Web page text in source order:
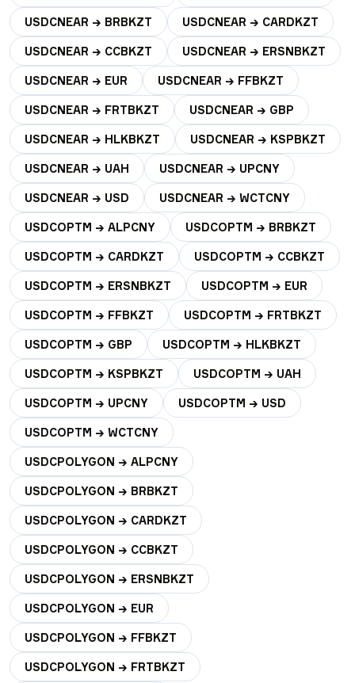
USDCNEAR → BRBKZT USDCNEAR → CARDKZT
USDCNEAR → CCBKZT USDCNEAR → ERSNBKZT
USDCNEAR → EUR USDCNEAR → FFBKZT
USDCNEAR → FRTBKZT USDCNEAR → GBP
USDCNEAR → HLKBKZT USDCNEAR → KSPBKZT
USDCNEAR → UAH USDCNEAR → UPCNY
USDCNEAR → USD USDCNEAR → WCTCNY
USDCOPTM → ALPCNY USDCOPTM → BRBKZT
USDCOPTM → CARDKZT USDCOPTM → CCBKZT
USDCOPTM → ERSNBKZT USDCOPTM → EUR
USDCOPTM → FFBKZT USDCOPTM → FRTBKZT
USDCOPTM → GBP USDCOPTM → HLKBKZT
USDCOPTM → KSPBKZT USDCOPTM → UAH
USDCOPTM → UPCNY USDCOPTM → USD
USDCOPTM → WCTCNY
USDCPOLYGON → ALPCNY
USDCPOLYGON → BRBKZT
USDCPOLYGON → CARDKZT
USDCPOLYGON → CCBKZT
USDCPOLYGON → ERSNBKZT
USDCPOLYGON → EUR
USDCPOLYGON → FFBKZT
USDCPOLYGON → FRTBKZT